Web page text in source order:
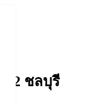
ชลบุรี